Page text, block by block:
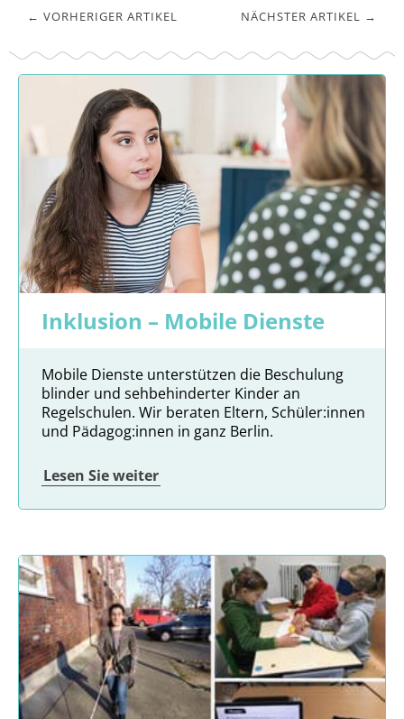
NÄCHSTER ARTIKEL →
← VORHERIGER ARTIKEL
Inklusion – Mobile Dienste
Mobile Dienste unterstützen die Beschulung
blinder und sehbehinderter Kinder an
Regelschulen. Wir beraten Eltern, Schüler:innen
und Pädagog:innen in ganz Berlin.
Lesen Sie weiter